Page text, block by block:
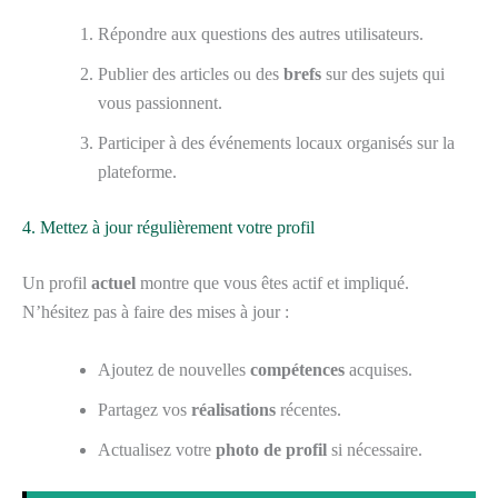
Répondre aux questions des autres utilisateurs.
Publier des articles ou des brefs sur des sujets qui
vous passionnent.
Participer à des événements locaux organisés sur la
plateforme.
4. Mettez à jour régulièrement votre profil
Un profil actuel montre que vous êtes actif et impliqué.
N’hésitez pas à faire des mises à jour :
Ajoutez de nouvelles compétences acquises.
Partagez vos réalisations récentes.
Actualisez votre photo de profil si nécessaire.